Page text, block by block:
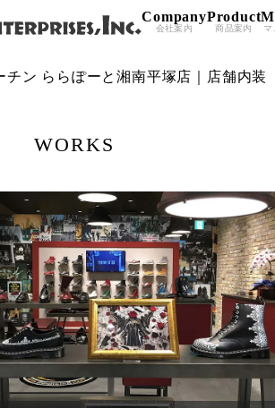
Company
会社案内
Product
商品案内 マ
チン ららぽーと湘南平塚店｜店舗内装
WORKS